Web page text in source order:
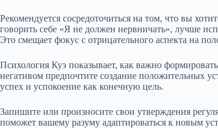
Рекомендуется сосредоточиться на том, что вы
говорить себе «Я не должен нервничать», лучше
Это смещает фокус с отрицательного аспекта на
Психология Куэ показывает, как важно
негативом предпочтите создание положительных
успех и успокоение как конечную цель.
Запишите или произносите свои утверждения
поможет вашему разуму адаптироваться к новым